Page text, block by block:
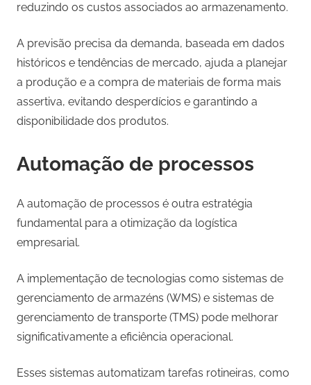
reduzindo os custos associados ao armazenamento.
A previsão precisa da demanda, baseada em dados
históricos e tendências de mercado, ajuda a planejar
a produção e a compra de materiais de forma mais
assertiva, evitando desperdícios e garantindo a
disponibilidade dos produtos.
Automação de processos
A automação de processos é outra estratégia
fundamental para a otimização da logística
empresarial.
A implementação de tecnologias como sistemas de
gerenciamento de armazéns (WMS) e sistemas de
gerenciamento de transporte (TMS) pode melhorar
significativamente a eficiência operacional.
Esses sistemas automatizam tarefas rotineiras, como